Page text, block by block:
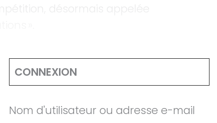
désormais appelée
».
CONNEXION
Nom d'utilisateur ou adresse e-mail